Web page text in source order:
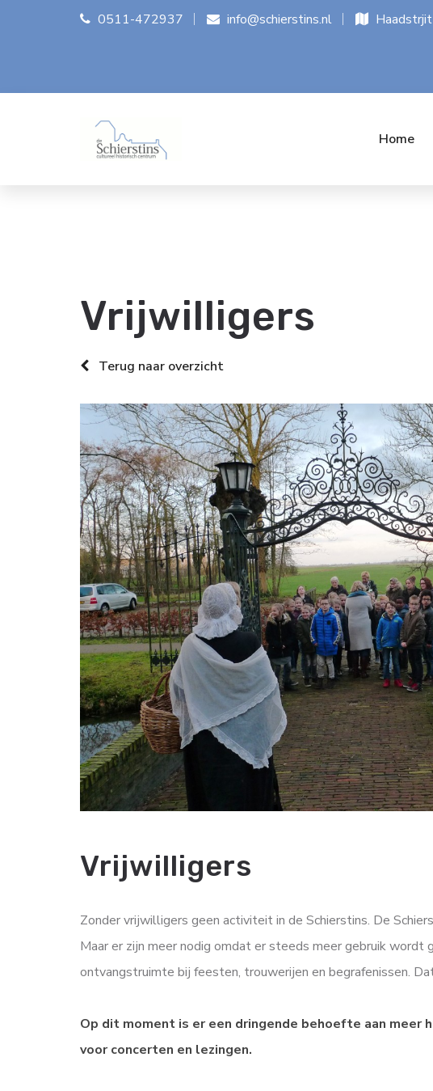
0511-472937 info@schierstins.nl
Home
Vrijwilligers
Terug naar overzicht
Vrijwilligers
Zonder vrijwilligers geen activiteit in de Schierstins. De
Maar er zijn meer nodig omdat er steeds meer gebruik wordt
ontvangstruimte bij feesten, trouwerijen en begrafenissen.
Op dit moment is er een dringende behoefte aan meer
voor concerten en lezingen.